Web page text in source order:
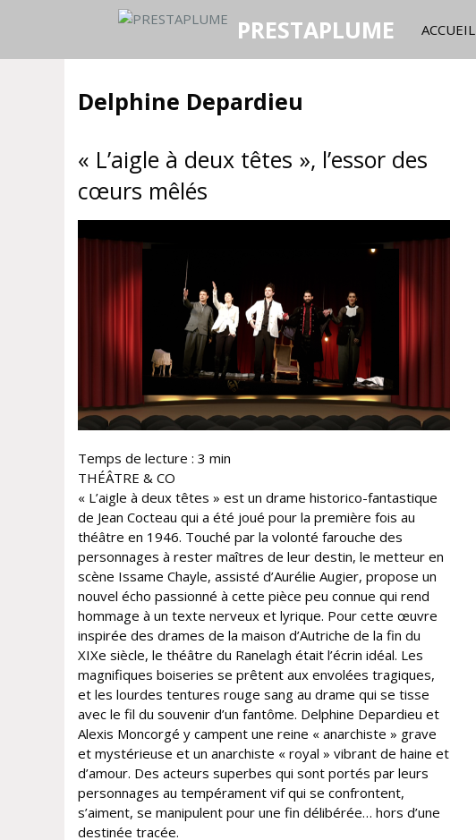
PRESTAPLUME ACCUEIL
Delphine Depardieu
« L’aigle à deux têtes », l’essor des
cœurs mêlés
Temps de lecture : 3 min
THÉÂTRE & CO
« L’aigle à deux têtes » est un drame historico-fantastique
de Jean Cocteau qui a été joué pour la première fois au
théâtre en 1946. Touché par la volonté farouche des
personnages à rester maîtres de leur destin, le metteur en
scène Issame Chayle, assisté d’Aurélie Augier, propose un
nouvel écho passionné à cette pièce peu connue qui rend
hommage à un texte nerveux et lyrique. Pour cette œuvre
inspirée des drames de la maison d’Autriche de la fin du
XIXe siècle, le théâtre du Ranelagh était l’écrin idéal. Les
magnifiques boiseries se prêtent aux envolées tragiques,
et les lourdes tentures rouge sang au drame qui se tisse
avec le fil du souvenir d’un fantôme. Delphine Depardieu et
Alexis Moncorgé y campent une reine « anarchiste » grave
et mystérieuse et un anarchiste « royal » vibrant de haine et
d’amour. Des acteurs superbes qui sont portés par leurs
personnages au tempérament vif qui se confrontent,
s’aiment, se manipulent pour une fin délibérée… hors d’une
destinée tracée.